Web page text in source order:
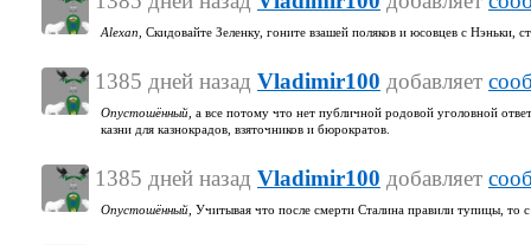
Alexan, Скидовайте Зеленку, гоните взашей поляков и юсовцев с Нэньки,
1385 дней назад Vladimir100 добавляет
Опустошённый, а все потому что нет публичной родовой уголовной
казни для казнокрадов, взяточников и бюрократов.
1385 дней назад Vladimir100 добавляет
Опустошённый, Учитывая что после смерти Сталина правили тупицы, то